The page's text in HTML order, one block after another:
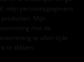
mijn persoonsgegevens
Mijn
met de
te allen tijde
te klikken.